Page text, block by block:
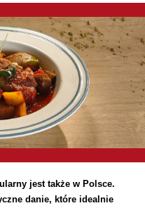
jest także w Polsce.
danie, które idealnie